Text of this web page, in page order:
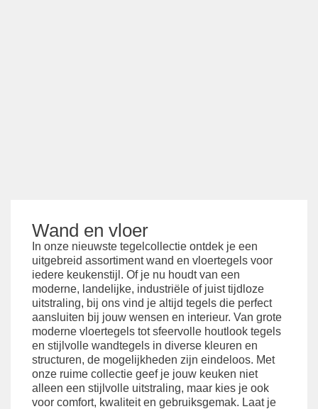
Wand en vloer
In onze nieuwste tegelcollectie ontdek je een
uitgebreid assortiment wand en vloertegels voor
iedere keukenstijl. Of je nu houdt van een
moderne, landelijke, industriële of juist tijdloze
uitstraling, bij ons vind je altijd tegels die perfect
aansluiten bij jouw wensen en interieur. Van grote
moderne vloertegels tot sfeervolle houtlook tegels
en stijlvolle wandtegels in diverse kleuren en
structuren, de mogelijkheden zijn eindeloos. Met
onze ruime collectie geef je jouw keuken niet
alleen een stijlvolle uitstraling, maar kies je ook
voor comfort, kwaliteit en gebruiksgemak. Laat je